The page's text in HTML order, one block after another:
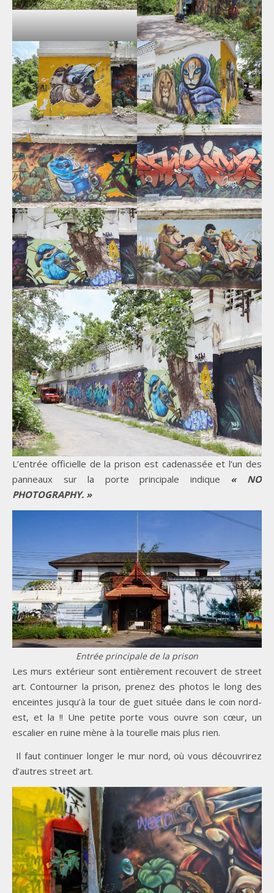
L’entrée officielle de la prison est cadenassée et l’un des
panneaux sur la porte principale indique « NO
PHOTOGRAPHY. »
Entrée principale de la prison
Les murs extérieur sont entièrement recouvert de street
art. Contourner la prison, prenez des photos le long des
enceintes jusqu’à la tour de guet située dans le coin nord-
est, et la !! Une petite porte vous ouvre son cœur, un
escalier en ruine mène à la tourelle mais plus rien.
Il faut continuer longer le mur nord, où vous découvrirez
d’autres street art.